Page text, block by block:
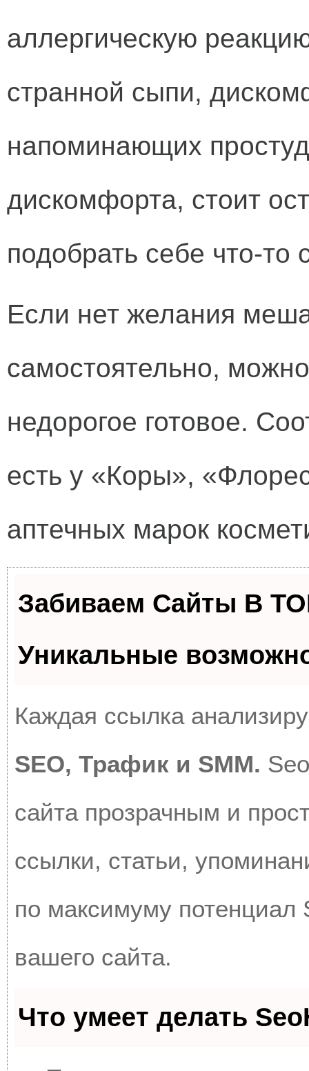
аллергическую
странной сыпи,
напоминающих
дискомфорта, стоит
подобрать себе что-то
Если нет желания
самостоятельно,
недорогое готовое.
есть у «Коры»,
аптечных марок
Забиваем Сайты В
Уникальные
Каждая ссылка
SEO, Трафик и SMM.
сайта прозрачным и
ссылки, статьи,
по максимуму потенциал
вашего сайта.
Что умеет делать